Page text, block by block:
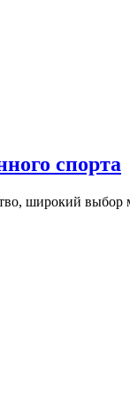
спорта
широкий выбор